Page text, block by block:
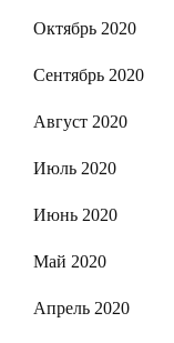
Октябрь 2020
Сентябрь 2020
Август 2020
Июль 2020
Июнь 2020
Май 2020
Апрель 2020